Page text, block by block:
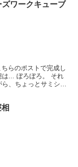
ワークキューブ
らのポストで完成し
は... ぼろぼろ。 それ
、ちょっとサミシ